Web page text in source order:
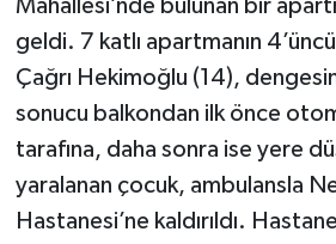
Mahallesi’nde bulunan bir
geldi. 7 katlı apartmanın
Çağrı Hekimoğlu (14),
sonucu balkondan ilk önce
tarafına, daha sonra ise yere
yaralanan çocuk, ambulansla
Hastanesi’ne kaldırıldı.
MEDYA
OTOMOTİV
TEKNOLOJİ